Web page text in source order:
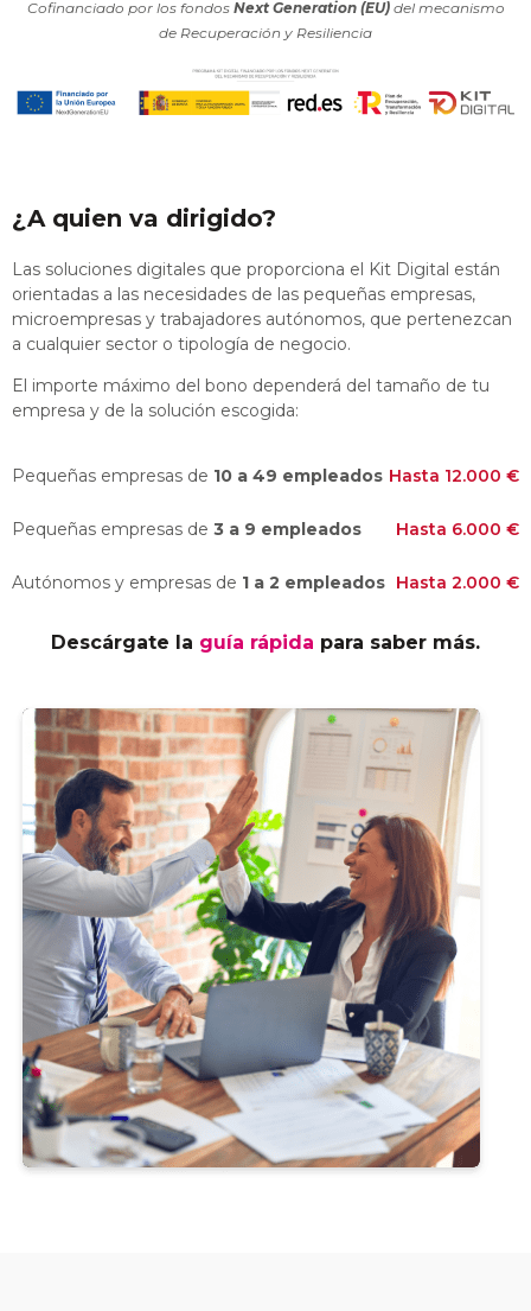
Cofinanciado por los fondos Next Generation (EU)del mecanismo
de Recuperación y Resiliencia
¿A quien va dirigido?
Las soluciones digitales que proporciona el Kit Digital están
orientadas a las necesidades de las pequeñas empresas,
microempresas y trabajadores autónomos, que pertenezcan
a cualquier sector o tipología de negocio.
El importe máximo del bono dependerá del tamaño de tu
empresa y de la solución escogida:
Pequeñas empresas de 10 a 49 empleados Hasta 12.000 €
Pequeñas empresas de 3 a 9 empleados Hasta 6.000 €
Autónomos y empresas de 1 a 2 empleados Hasta 2.000 €
Descárgate la guía rápida para saber más.